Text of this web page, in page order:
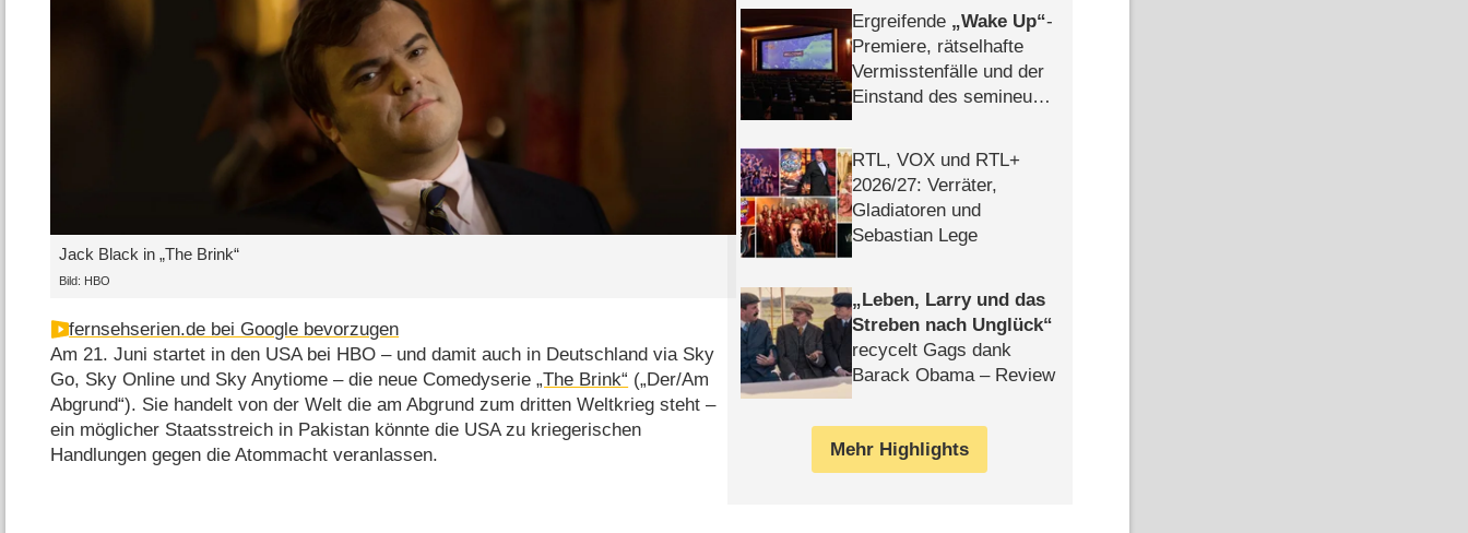
Jack Black in „The Brink“
Bild: HBO
fernsehserien.de bei Google bevorzugen
Am 21. Juni startet in den USA bei HBO – und damit auch in Deutschland via Sky
Go, Sky Online und Sky Anytiome – die neue Comedyserie„The Brink“ („Der/​Am
Abgrund“). Sie handelt von der Welt die am Abgrund zum dritten Weltkrieg steht –
ein möglicher Staatsstreich in Pakistan könnte die USA zu kriegerischen
Handlungen gegen die Atommacht veranlassen.
Ergreifende Wake Up -
Premiere, rätselhafte
Vermisstenfälle und der
Einstand des semineuen
RTL, VOX und RTL+
2026/​27: Verräter,
Gladiatoren und
Sebastian Lege
Leben, Larry und das
Streben nach Unglück
recycelt Gags dank
Barack Obama – Review
Mehr Highlights